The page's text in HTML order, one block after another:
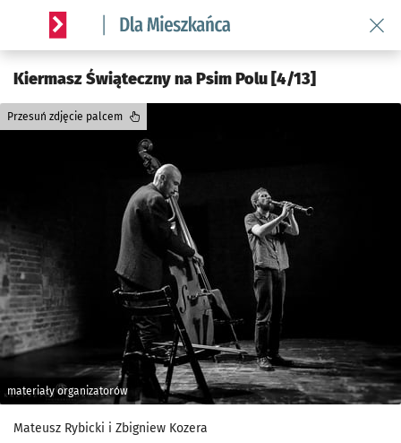
Serwis informacyjny wroclaw.pl podserwis: Dla mieszkańca
Kiermasz Świąteczny na Psim Polu [4/13]
materiały organizatorów
Przesuń zdjęcie palcem
Mateusz Rybicki i Zbigniew Kozera